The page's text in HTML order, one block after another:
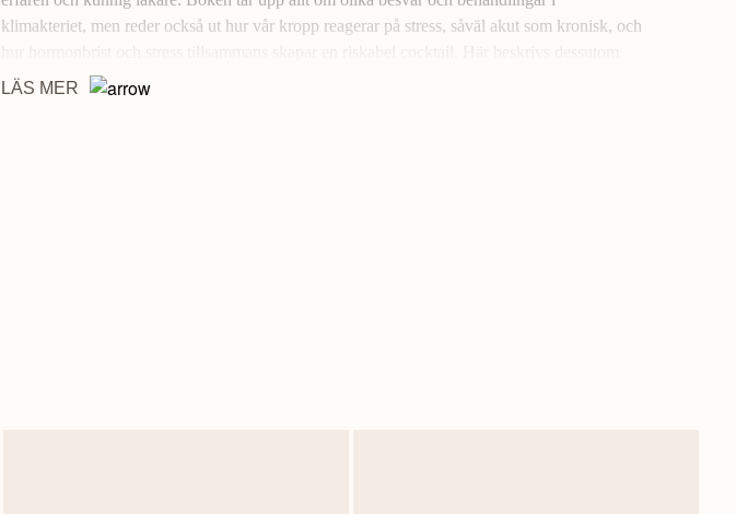
klimakteriet, men reder också ut hur vår kropp reagerar på stress, såväl akut som kronisk, och
hur hormonbrist och stress tillsammans skapar en riskabel cocktail. Här beskrivs dessutom
hur vi utifrån egna förutsättningar kan klara denna mitt i livet-fas på bästa sätt.
LÄS MER